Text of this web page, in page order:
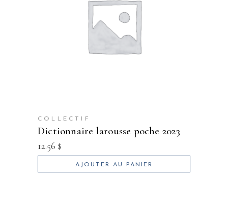
COLLECTIF
dictionnaire larousse poche 2023
12.56 $
AJOUTER AU PANIER